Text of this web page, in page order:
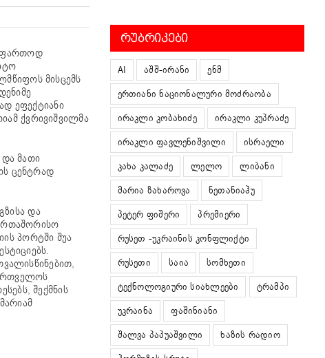
ფართოდ
მისცემს
ეფექტიანი
ქვრივიშვილმა
და მათი
ცენტრად
და
პორტში შუა
შექმნის
ᲠᲣᲑᲠᲘᲙᲔᲑᲘ
AI აშშ-ირანი
ენმ
ერთიანი ნაციონალური მოძრაობა
ირაკლი კობახიძე
ირაკლი კუპრაძე
ირაკლი ფავლენიშვილი
ისრაელი
კახა კალაძე
ლელო
ლიბანი
მარია ზახაროვა
ნეთანიაჰუ
პეტერ ფიშერი
პრემიერი
რუსეთ -უკრაინის კონფლიქტი
რუსეთი
საია
სომხეთი
ტექნოლოგიური სიახლეები
ტრამპი
უკრაინა
ფაშინიანი
შალვა პაპუაშვილი
ხაზის რადიო